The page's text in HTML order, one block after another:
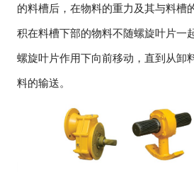
的料槽后，在物料的重力及其与料槽
积在料槽下部的物料不随螺旋叶片一
螺旋叶片作用下向前移动，直到从卸
料的输送。